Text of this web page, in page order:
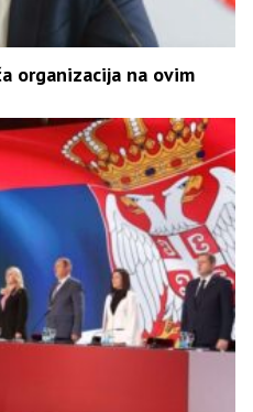
organizacija na ovim